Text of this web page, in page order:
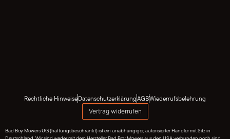
Rechtliche HinweiseDatenschutzerklärungAGBWiederrufsbelehrung
Vertrag widerrufen
Bad Boy Mowers UG (haftungsbeschränkt) ist ein unabhängiger, autorisierter Händler mit Sitz in